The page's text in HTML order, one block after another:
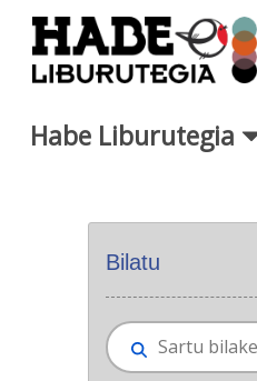
Eduki nagusira joan
Habe Liburutegia
Bilatu